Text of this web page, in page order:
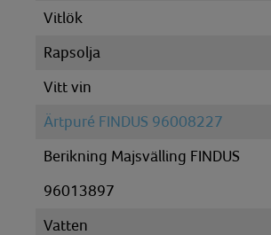
Vitlök
Rapsolja
Vitt vin
Ärtpuré FINDUS 96008227
Berikning Majsvälling FINDUS
96013897
Vatten